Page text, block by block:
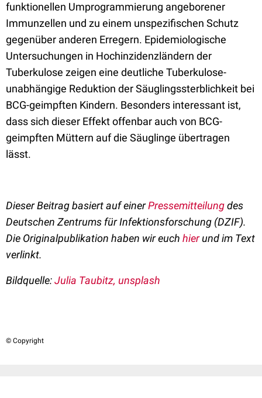
funktionellen Umprogrammierung angeborener
Immunzellen und zu einem unspezifischen Schutz
gegenüber anderen Erregern. Epidemiologische
Untersuchungen in Hochinzidenzländern der
Tuberkulose zeigen eine deutliche Tuberkulose-
unabhängige Reduktion der Säuglingssterblichkeit bei
BCG-geimpften Kindern. Besonders interessant ist,
dass sich dieser Effekt offenbar auch von BCG-
geimpften Müttern auf die Säuglinge übertragen
lässt.
Dieser Beitrag basiert auf einerPressemitteilungdes
Deutschen Zentrums für Infektionsforschung (DZIF).
Die Originalpublikation haben wir euch hierund im Text
verlinkt.
Bildquelle:Julia Taubitz, unsplash
© Copyright